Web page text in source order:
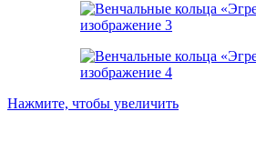
Нажмите, чтобы увеличить